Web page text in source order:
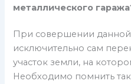
металлического
При совершении
исключительно сам
участок земли, на
Необходимо помнить